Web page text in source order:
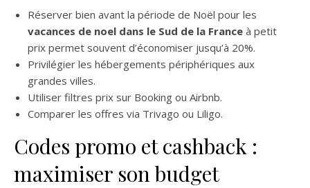
Réserver bien avant la période de Noël pour les
vacances de noel dans le Sud de la France ​ à petit
prix permet souvent d’économiser jusqu’à 20%.
Privilégier les hébergements périphériques aux
grandes villes.
Utiliser filtres prix sur Booking ou Airbnb.
Comparer les offres via Trivago ou Liligo.
Codes promo et cashback :
maximiser son budget